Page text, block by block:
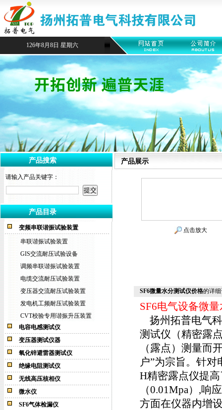
126年8月8日 星期六
产品搜索
请输入产品关键字：
产品目录
变频串联谐振试验装置
串联谐振试验装置
GIS交流耐压试验设备
调频串联谐振试验装置
电缆交流耐压试验装置
变压器交流耐压试验装置
发电机工频耐压试验装置
CVT校验专用谐振升压装置
电容电感测试仪
变压器测试仪器
氧化锌避雷器测试仪
绝缘电阻测试仪
无线高压核相仪
微水仪
SF6气体检漏仪
产品展示
点击放大
SF6微量水分测试仪价格的详
SF6电气设备微
扬州拓普电气科
测试仪（精密露
（露点）测量而
户”为宗旨。针
H精密露点仪提
（0.01Mpa）,响
方面在仪器内增